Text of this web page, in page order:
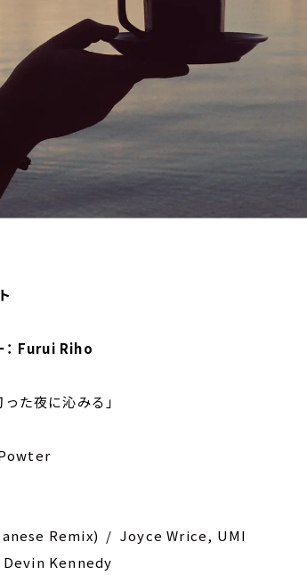
： Furui Riho
た夜に沁みる」
Remix) / Joyce Wrice, UMI
Kennedy